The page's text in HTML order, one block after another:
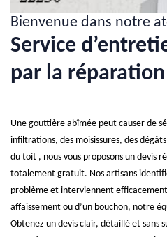
Bienvenue dans notre
Service
par la réparation
Une gouttière abîmée peut causer de
infiltrations, des moisissures, des
du toit , nous vous proposons un devis
totalement gratuit. Nos artisans
problème et interviennent efficacement.
affaissement ou d’un bouchon, notre
Obtenez un devis clair, détaillé et sans